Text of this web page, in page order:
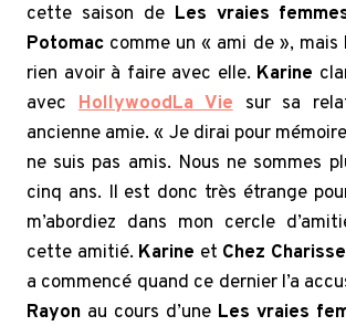
cette saison de Les vraies
Potomac comme un « ami de », mais
rien avoir à faire avec elle. Karine
avec HollywoodLa Viesur sa
ancienne amie. « Je dirai pour mémoire
ne suis pas amis. Nous ne sommes
cinq ans. Il est donc très étrange
m’abordiez dans mon cercle
cette amitié. Karine et Chez Charisse
a commencé quand ce dernier l’a
Rayon au cours d’une Les vraies